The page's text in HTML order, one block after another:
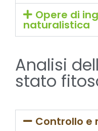
Opere di
naturalistica
Analisi
stato
Controllo e